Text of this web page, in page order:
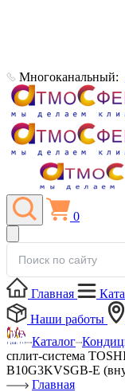
Многоканальный:
0
Главная
Наши работы
Каталог
сплит-система
B10G3KVSGB-E
Главная